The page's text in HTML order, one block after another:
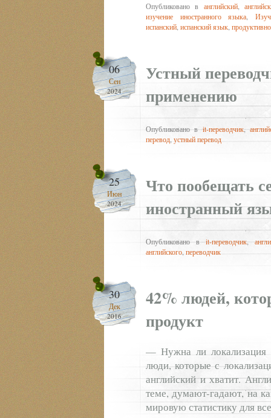
Опубликовано в английский,
изучение иностранного языка
испанский испанский язык
06
Сен
2024
Устный
применению
Опубликовано вit-переводчик,
перевод устный перевод
25
Июн
2024
Что пообещать
иностранный
Опубликовано вit-переводчик,
английского переводчик
30
Дек
2016
42% людей,
продукт
— Нужна ли локализация
люди, которые с
английский и хватит.
теме, думают-гадают, на
мировую статистику для